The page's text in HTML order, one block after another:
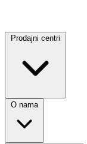
Prodajni centri
O nama